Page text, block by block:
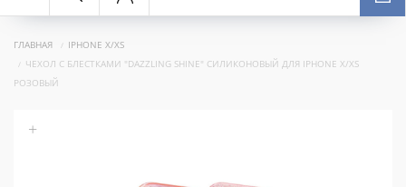
ГЛАВНАЯ
IPHONE X/XS
ЧЕХОЛ С БЛЕСТКАМИ "DAZZLING SHINE" СИЛИКОНОВЫЙ ДЛЯ IPHONE X/XS
РОЗОВЫЙ
+